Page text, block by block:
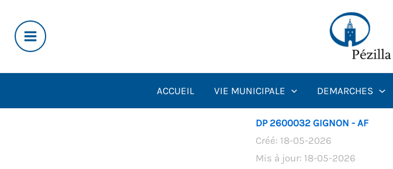
contenu
ACCUEIL VIE MUNICIPALE DEMARCHES
DP 2600032 GIGNON - AF
Créé: 18-05-2026
Mis à jour: 18-05-2026